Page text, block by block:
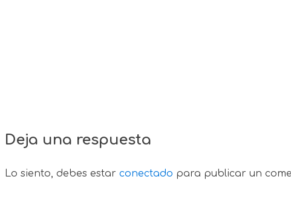
Deja una respuesta
Lo siento, debes estar conectado para publicar un